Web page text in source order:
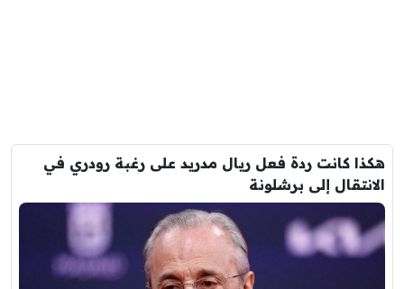
هكذا كانت ردة فعل ريال مدريد على رغبة رودري في
الانتقال إلى برشلونة